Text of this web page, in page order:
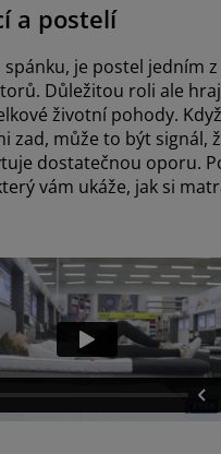
a postelí
je postel jedním z
Důležitou roli ale
životní pohody.
zad, může to být signál,
dostatečnou oporu.
vám ukáže, jak si